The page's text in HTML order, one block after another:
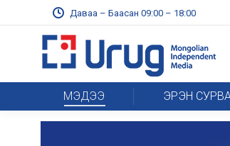
Даваа – Баасан 09:00 – 18:00
МЭДЭЭ ЭРЭН